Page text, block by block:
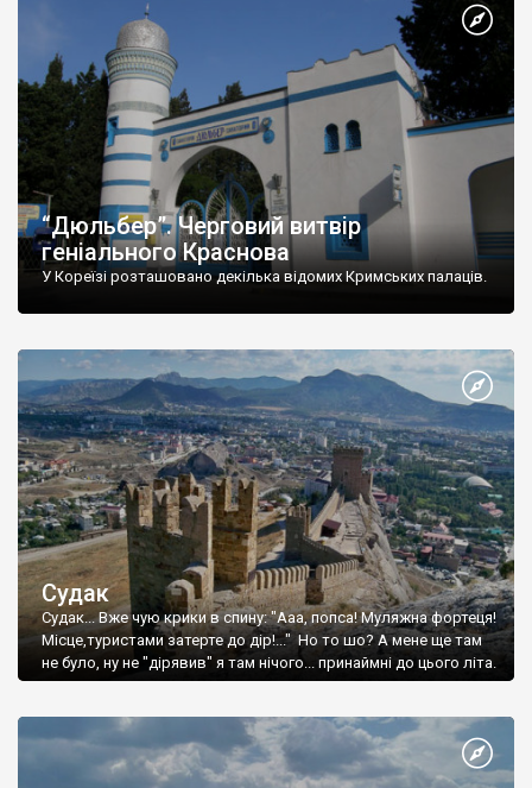
“Дюльбер”. Черговий витвір
геніального Краснова
У Кореїзі розташовано декілька відомих Кримських палаців.
Судак
Судак... Вже чую крики в спину: "Ааа, попса! Муляжна фортеця!
Місце,туристами затерте до дір!..." Но то шо? А мене ще там
не було, ну не "дірявив" я там нічого... принаймні до цього літа.